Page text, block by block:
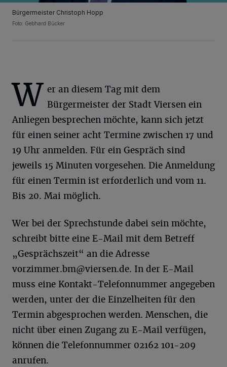
Bürgermeister Christoph Hopp
Foto: Gebhard Bücker
W er an diesem Tag mit dem
Bürgermeister der Stadt Viersen ein
Anliegen besprechen möchte, kann sich jetzt
für einen seiner acht Termine zwischen 17 und
19 Uhr anmelden. Für ein Gespräch sind
jeweils 15 Minuten vorgesehen. Die Anmeldung
für einen Termin ist erforderlich und vom 11.
Bis 20. Mai möglich.
Wer bei der Sprechstunde dabei sein möchte,
schreibt bitte eine E-Mail mit dem Betreff
„Gesprächszeit“ an die Adresse
vorzimmer.bm@viersen.de. In der E-Mail
muss eine Kontakt-Telefonnummer angegeben
werden, unter der die Einzelheiten für den
Termin abgesprochen werden. Menschen, die
nicht über einen Zugang zu E-Mail verfügen,
können die Telefonnummer 02162 101-209
anrufen.